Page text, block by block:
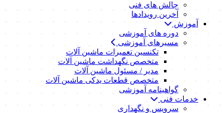
چالش های فنی
آخرین رویدادها
آموزش
دوره های آموزشی
مسیرهای آموزشی
تکنسین تعمیرات ماشین آلات
متخصص نگهداشت ماشین آلات
مدیر / مسئول ماشین آلات
متخصص قطعات یدکی ماشین آلات
گواهینامه آموزشی
خدمات فنی
سرویس و نگهداری